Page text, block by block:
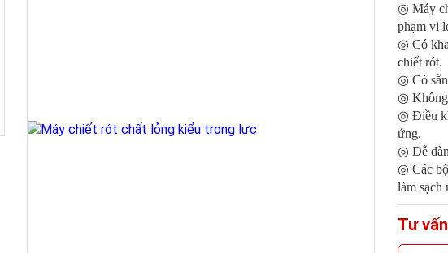
◎ Máy
phạm vi
◎ Có
chiết rót.
◎ Có
◎ Không
◎ Điều
ứng.
◎ Dễ
◎ Các
làm sạch
Tư